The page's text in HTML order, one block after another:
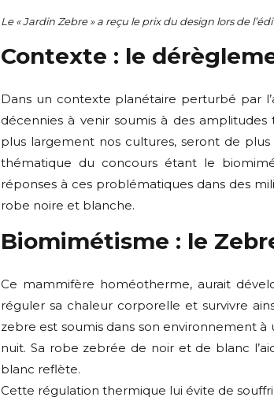
Le « Jardin Zebre » a reçu le prix du design lors de
Contexte : le
Dans un contexte planétaire perturbé par
décennies à venir soumis à des
plus largement nos cultures, seront de
thématique du concours étant le
réponses à ces problématiques dans des
robe noire et blanche.
Biomimétisme : le
Ce mammifère homéotherme, aurait
réguler sa chaleur corporelle et survivre
zebre est soumis dans son environnement
nuit. Sa robe zebrée de noir et de blanc
blanc reflète.
Cette régulation thermique lui évite de